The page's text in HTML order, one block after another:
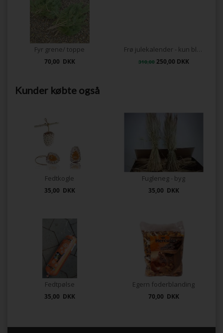
Fyr grene/ toppe
70,00 DKK
Frø julekalender - kun blomster.
310,00250,00 DKK
Kunder købte også
Fedtkogle
35,00 DKK
Fugleneg - byg
35,00 DKK
Fedtpølse
35,00 DKK
Egern foderblanding
70,00 DKK